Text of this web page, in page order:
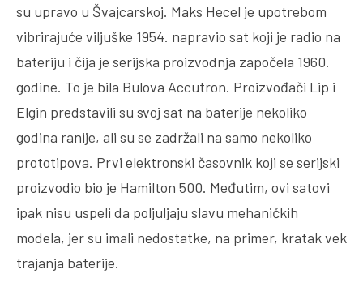
su upravo u Švajcarskoj. Maks Hecel je upotrebom
vibrirajuće viljuške 1954. napravio sat koji je radio na
bateriju i čija je serijska proizvodnja započela 1960.
godine. To je bila Bulova Accutron. Proizvođači Lip i
Elgin predstavili su svoj sat na baterije nekoliko
godina ranije, ali su se zadržali na samo nekoliko
prototipova. Prvi elektronski časovnik koji se serijski
proizvodio bio je Hamilton 500. Međutim, ovi satovi
ipak nisu uspeli da poljuljaju slavu mehaničkih
modela, jer su imali nedostatke, na primer, kratak vek
trajanja baterije.